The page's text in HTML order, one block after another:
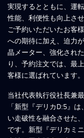
実現するとともに、運
性能、利便性も向上させ
ご予約いただいたお客
への期待に加え、迫力
晶メーター、強化され
り、予約注文では、最
客様に選ばれています。
当社代表執行役社長兼
「新型『デリカD:5』
い走破性を融合させた
です。新型『デリカミ